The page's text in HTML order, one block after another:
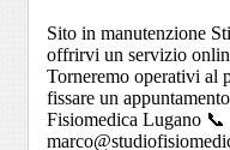
Sito in manutenzione
offrirvi un servizio
Torneremo operativi al
fissare un
Fisiomedica Lugano